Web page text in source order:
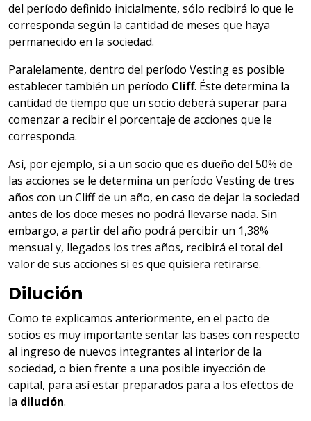
del período definido inicialmente, sólo recibirá lo que le
corresponda según la cantidad de meses que haya
permanecido en la sociedad.
Paralelamente, dentro del período Vesting es posible
establecer también un período Cliff. Éste determina la
cantidad de tiempo que un socio deberá superar para
comenzar a recibir el porcentaje de acciones que le
corresponda.
Así, por ejemplo, si a un socio que es dueño del 50% de
las acciones se le determina un período Vesting de tres
años con un Cliff de un año, en caso de dejar la sociedad
antes de los doce meses no podrá llevarse nada. Sin
embargo, a partir del año podrá percibir un 1,38%
mensual y, llegados los tres años, recibirá el total del
valor de sus acciones si es que quisiera retirarse.
Dilución
Como te explicamos anteriormente, en el pacto de
socios es muy importante sentar las bases con respecto
al ingreso de nuevos integrantes al interior de la
sociedad, o bien frente a una posible inyección de
capital, para así estar preparados para a los efectos de
la dilución.